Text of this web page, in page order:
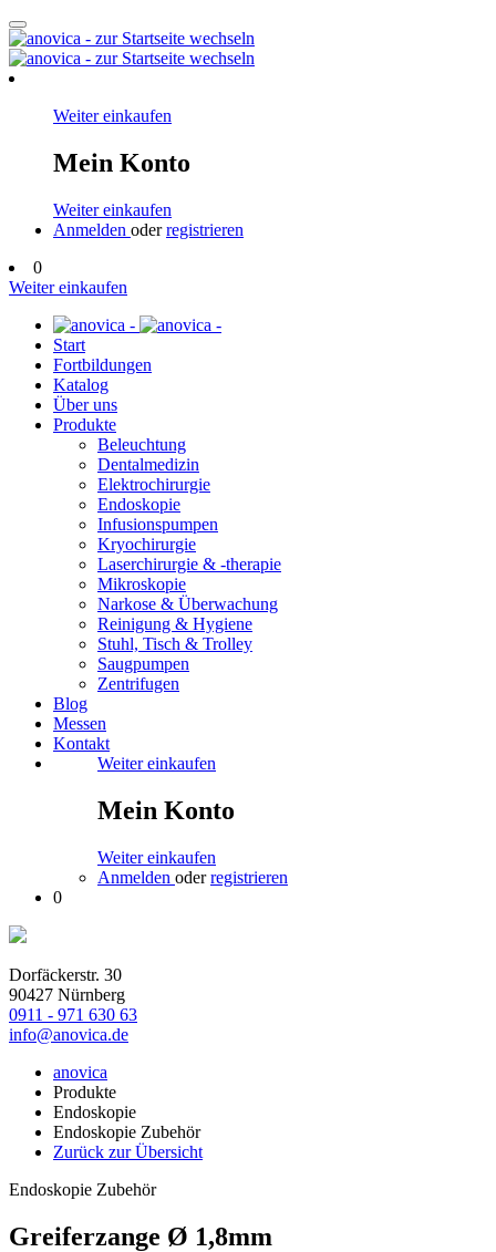
Weiter einkaufen
Mein Konto
Weiter einkaufen
Anmelden oderregistrieren
0
Weiter einkaufen
Start
Fortbildungen
Katalog
Über uns
Produkte
Beleuchtung
Dentalmedizin
Elektrochirurgie
Endoskopie
Infusionspumpen
Kryochirurgie
Laserchirurgie & -therapie
Mikroskopie
Narkose & Überwachung
Reinigung & Hygiene
Stuhl, Tisch & Trolley
Saugpumpen
Zentrifugen
Blog
Messen
Kontakt
Weiter einkaufen
Mein Konto
Weiter einkaufen
Anmelden oderregistrieren
0
Dorfäckerstr. 30
90427 Nürnberg
0911 - 971 630 63
info@anovica.de
anovica
Produkte
Endoskopie
Endoskopie Zubehör
Zurück zur Übersicht
Endoskopie Zubehör
Greiferzange Ø 1,8mm